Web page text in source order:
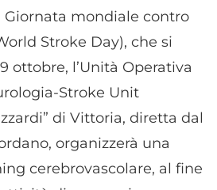
Giornata mondiale contro
Stroke Day), che si
ottobre, l’Unità Operativa
Stroke Unit
di Vittoria, diretta dal
organizzerà una
cerebrovascolare, al fine